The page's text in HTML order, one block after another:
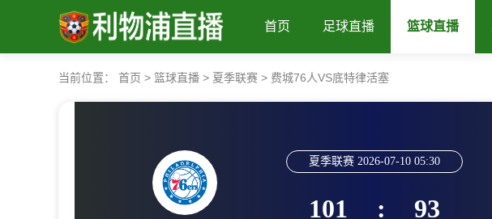
首页 足球直播 篮球直播
当前位置： 首页 > 篮球直播 > 夏季联赛 > 费城76人VS底特律活塞
夏季联赛 2026-07-10 05:30
101 : 93